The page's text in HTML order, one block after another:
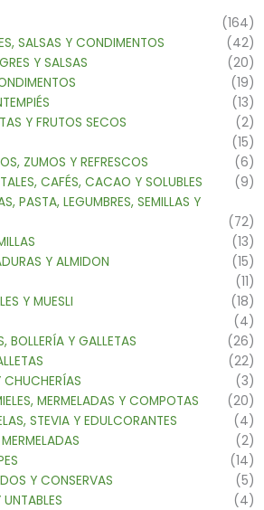
(164)
SALSAS Y CONDIMENTOS
(42)
Y SALSAS
(20)
(19)
(13)
Y FRUTOS SECOS
(2)
(15)
ZUMOS Y REFRESCOS
(6)
CAFÉS, CACAO Y SOLUBLES
(9)
PASTA, LEGUMBRES, SEMILLAS Y
(72)
(13)
Y ALMIDON
(15)
(11)
Y MUESLI
(18)
(4)
BOLLERÍA Y GALLETAS
(26)
(22)
(3)
MERMELADAS Y COMPOTAS
(20)
STEVIA Y EDULCORANTES
(4)
(2)
(14)
Y CONSERVAS
(5)
(4)